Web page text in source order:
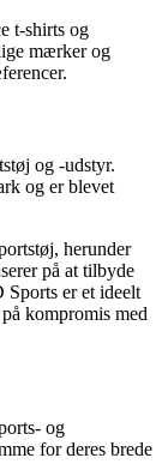
t-shirts og
mærker og
og -udstyr.
og er blevet
herunder
på at tilbyde
Sports er et ideelt
kompromis med
og
for deres brede